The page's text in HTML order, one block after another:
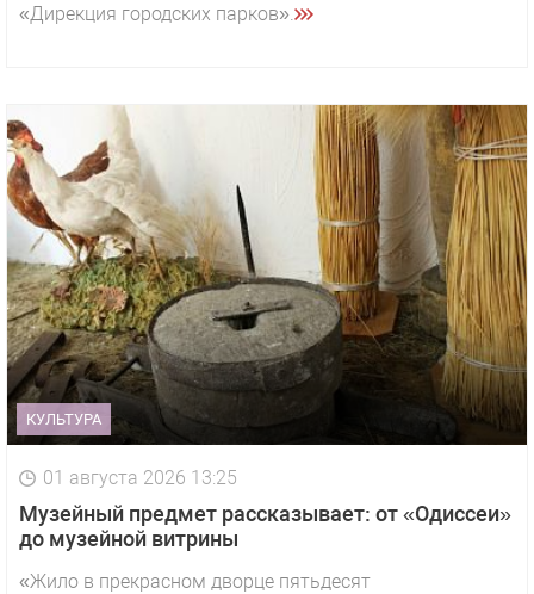
«Дирекция городских парков».
КУЛЬТУРА
01 августа 2026 13:25
Музейный предмет рассказывает: от «Одиссеи»
до музейной витрины
«Жило в прекрасном дворце пятьдесят